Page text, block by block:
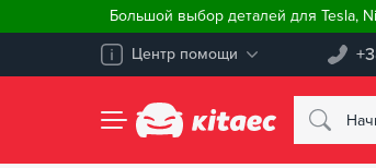
Большой выбор деталей для Tesla,
Центр помощи